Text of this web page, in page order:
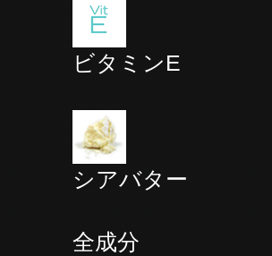
ビタミンE
シアバター
全成分